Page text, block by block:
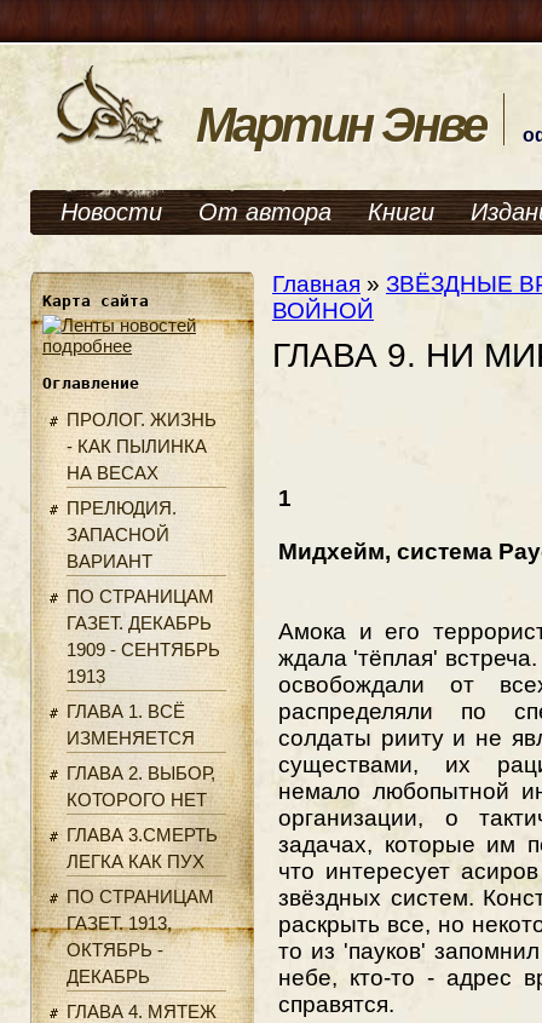
Мартин Энве
Новости От автора Книги
Карта сайта
подробнее
Оглавление
ПРОЛОГ. ЖИЗНЬ
- КАК ПЫЛИНКА
НА ВЕСАХ
ПРЕЛЮДИЯ.
ЗАПАСНОЙ
ВАРИАНТ
ПО СТРАНИЦАМ
ГАЗЕТ. ДЕКАБРЬ
1909 - СЕНТЯБРЬ
1913
ГЛАВА 1. ВСЁ
ИЗМЕНЯЕТСЯ
ГЛАВА 2. ВЫБОР,
КОТОРОГО НЕТ
ГЛАВА 3.СМЕРТЬ
ЛЕГКА КАК ПУХ
ПО СТРАНИЦАМ
ГАЗЕТ. 1913,
ОКТЯБРЬ -
ДЕКАБРЬ
ГЛАВА 4. МЯТЕЖ
Главная » ЗВЁЗДНЫЕ
ВОЙНОЙ
ГЛАВА 9. НИ
1
Мидхейм, система
Амока и его
ждала 'тёплая'
освобождали от
распределяли по
солдаты рииту и не
существами, их
немало любопытной
организации, о
задачах, которые им
что интересует
звёздных систем.
раскрыть все, но
то из 'пауков'
небе, кто-то - адрес
справятся.